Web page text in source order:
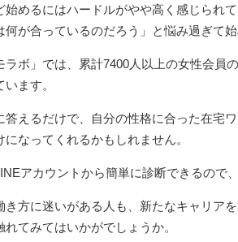
き方に迷いがある人も、新たなキャリア